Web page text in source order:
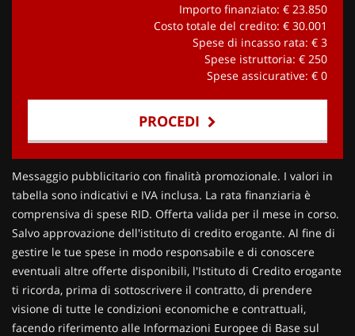
Importo finanziato: € 23.850
Costo totale del credito: € 30.001
Spese di incasso rata: € 3
Spese istruttoria: € 250
Spese assicurative: € 0
PROCEDI
Contattaci
Messaggio pubblicitario con finalità promozionale. I valori in
tabella sono indicativi e IVA inclusa. La rata finanziaria è
comprensiva di spese RID. Offerta valida per il mese in corso.
Salvo approvazione dell'istituto di credito erogante. Al fine di
gestire le tue spese in modo responsabile e di conoscere
eventuali altre offerte disponibili, l'Istituto di Credito erogante
ti ricorda, prima di sottoscrivere il contratto, di prendere
visione di tutte le condizioni economiche e contrattuali,
facendo riferimento alle Informazioni Europee di Base sul